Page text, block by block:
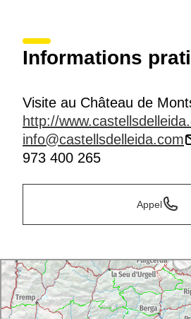
Informations
Visite au Château de
http://
info@castellsdelleida.com
973 400 265
Appel